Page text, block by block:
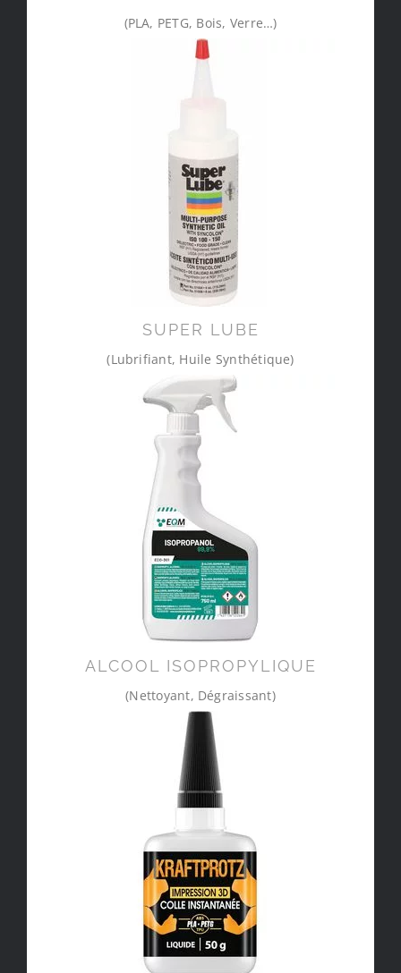
(PLA, PETG, Bois, Verre…)
SUPER LUBE
(Lubrifiant, Huile Synthétique)
ALCOOL ISOPROPYLIQUE
(Nettoyant, Dégraissant)